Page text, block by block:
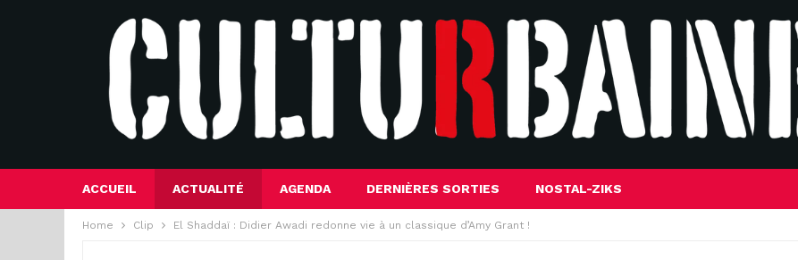
ACCUEIL ACTUALITÉ AGENDA DERNIÈRES SORTIES NOSTAL-ZIKS
Home Clip El Shaddaï : Didier Awadi redonne vie à un classique d’Amy Grant !